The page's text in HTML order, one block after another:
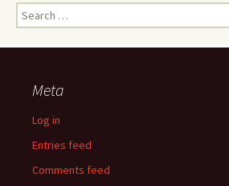
Search
for:
Meta
Log in
Entries feed
Comments feed